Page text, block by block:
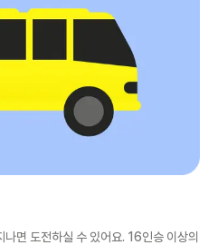
면 도전하실 수 있어요. 16인승 이상의